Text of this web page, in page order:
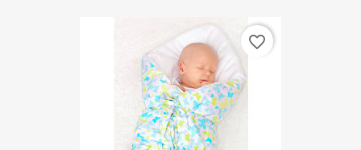
favorite_border